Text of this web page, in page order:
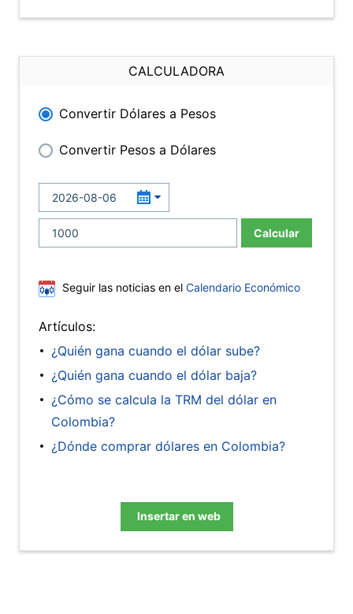
CALCULADORA
Convertir Dólares a Pesos
Convertir Pesos a Dólares
Calcular
Seguir las noticias en el Calendario Económico
Artículos:
¿Quién gana cuando el dólar sube?
¿Quién gana cuando el dólar baja?
¿Cómo se calcula la TRM del dólar en
Colombia?
¿Dónde comprar dólares en Colombia?
Insertar en web